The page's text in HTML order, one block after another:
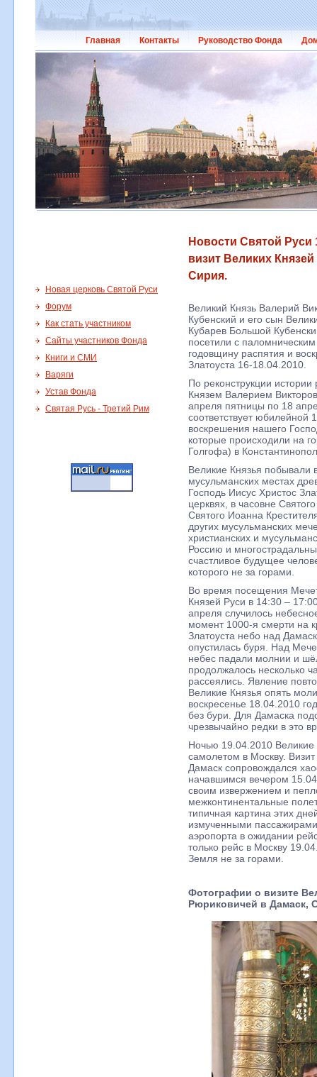
Главная Контакты Руководство Фонда
Новости Святой Руси
визит Великих
Сирия.
Новая церковь Святой Руси
Форум
Как стать участником
Сайты участников Фонда
Книги и СМИ
Варяги
Устав Фонда
Святая Русь - Третий Рим
Великий Князь Валерий
Кубенский и его сын
Кубарев Большой
посетили с
годовщину распятия и
Златоуста 16-18.04.2010.
По реконструкции
Князем Валерием
апреля пятницы по 18
соответствует юбилейной
воскрешения нашего
которые происходили на
Голгофа) в
Великие Князья побывали
мусульманских местах
Господь Иисус Христос
церквях, в часовне
Святого Иоанна
других мусульманских
христианских и
Россию и
счастливое будущее
которого не за горами.
Во время посещения
Князей Руси в 14:30 –
апреля случилось
момент 1000-я смерти на
Златоуста небо над
опустилась буря. Над
небес падали молнии и
продолжалось несколько
рассеялись. Явление
Великие Князья опять
воскресенье 18.04.2010
без бури. Для Дамаска
чрезвычайно редки в это
Ночью 19.04.2010 Великие
самолетом в Москву.
Дамаск сопровождался
начавшимся вечером
своим извержением и
межконтинентальные
типичная картина этих
измученными
аэропорта в ожидании
только рейс в Москву
Земля не за горами.
Фотографии о визите
Рюриковичей в Дамаск,